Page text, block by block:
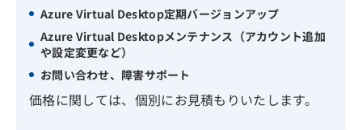
Azure Virtual Desktop定期バージョンアップ
Azure Virtual Desktopメンテナンス（アカウント追加
や設定変更など）
お問い合わせ、障害サポート
価格に関しては、個別にお見積もりいたします。